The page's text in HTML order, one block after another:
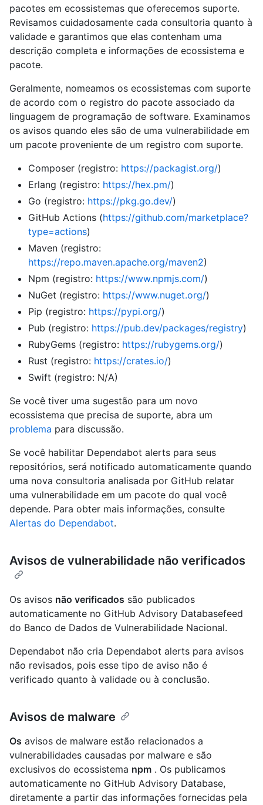
pacotes em ecossistemas que oferecemos suporte.
Revisamos cuidadosamente cada consultoria quanto à
validade e garantimos que elas contenham uma
descrição completa e informações de ecossistema e
pacote.
Geralmente, nomeamos os ecossistemas com suporte
de acordo com o registro do pacote associado da
linguagem de programação de software. Examinamos
os avisos quando eles são de uma vulnerabilidade em
um pacote proveniente de um registro com suporte.
Composer (registro: https://packagist.org/)
Erlang (registro: https://hex.pm/)
Go (registro: https://pkg.go.dev/)
GitHub Actions (https://github.com/marketplace?
type=actions)
Maven (registro:
https://repo.maven.apache.org/maven2)
Npm (registro: https://www.npmjs.com/)
NuGet (registro: https://www.nuget.org/)
Pip (registro: https://pypi.org/)
Pub (registro: https://pub.dev/packages/registry)
RubyGems (registro: https://rubygems.org/)
Rust (registro: https://crates.io/)
Swift (registro: N/A)
Se você tiver uma sugestão para um novo
ecossistema que precisa de suporte, abra um
problema para discussão.
Se você habilitar Dependabot alerts para seus
repositórios, será notificado automaticamente quando
uma nova consultoria analisada por GitHub relatar
uma vulnerabilidade em um pacote do qual você
depende. Para obter mais informações, consulte
Alertas do Dependabot.
Avisos de vulnerabilidade não verificados
Os avisos não verificados são publicados
automaticamente no GitHub Advisory Databasefeed
do Banco de Dados de Vulnerabilidade Nacional.
Dependabot não cria Dependabot alerts para avisos
não revisados, pois esse tipo de aviso não é
verificado quanto à validade ou à conclusão.
Avisos de malware
Os avisos de malware estão relacionados a
vulnerabilidades causadas por malware e são
exclusivos do ecossistema npm . Os publicamos
automaticamente no GitHub Advisory Database,
diretamente a partir das informações fornecidas pela